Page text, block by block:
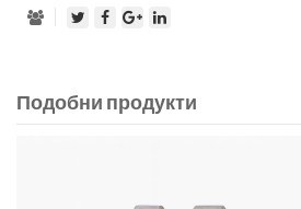
Подобни продукти